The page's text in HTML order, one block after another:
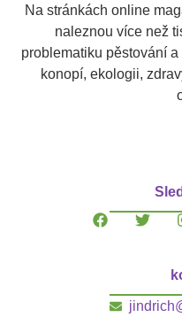
Na stránkách online
naleznou více než
problematiku pěstování
konopí, ekologii,